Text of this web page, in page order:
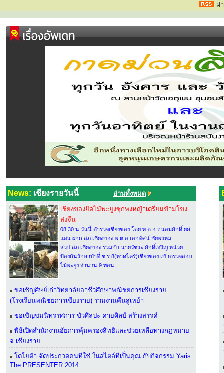
ฝ
News: เชียงรายวันนี้ อ่านทั้งหมด
เชียงของยึดไม้พะยูงซุกพงหญ้าเตรียมข้ามโขง
ส่งจีน
08.30 น.วันนี้ ตำรวจเชียงของ โดย พ.ต.อ.ถนอมศักดิ์ ยศ
แผ่น ผกก.สภ.เชียงของ พ.ต.อ.เอกทัศน์ ชัยพรหม
สวป.สภ.เชียงของ ร่วมกับ นายวัชระ ศักดิ์เจริญ หน่วย
ป้องกันรักษาป่าที่ ช.ร.8(หาดไคร้)เชียงของ เข้าตรวจสอบ
ไม้พะยุง จำนวน 9 ท่อน ..
ขอเชิญศิษย์เก่าวิทยาลัยอาชีวศึกษาพณิชยการเชียงราย
(โรงเรียนพณิชยการเชียงราย) ร่วมงานคืนสู่เหย้า
ขอเชิญชมนิทรรศการ ขัวศิลปะ ค่ายศิลป์ สร้างสรรค์
พิธีเปิดสำนักงานอัยการคุ้มครองสิทธิและช่วยเหลือทางกฎหมาย
จ.เชียงราย
โตโยต้า จัดประกวดคนที่ใช่ ในสไตล์ที่เป็นคุณ กับกิจกรรม Yaris
The PRESENTER 2014